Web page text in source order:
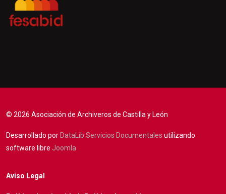
© 2026 Asociación de Archiveros de Castilla y León
Desarrollado por DataLib Servicios Documentales utilizando
software libre Joomla
Aviso Legal